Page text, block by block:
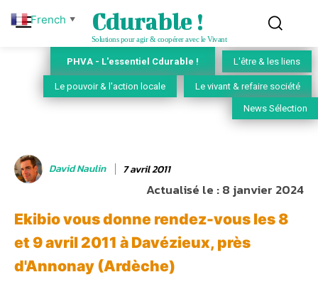
Cdurable !
Solutions pour agir & coopérer avec le Vivant
PHVA - L'essentiel Cdurable ! L'être & les liens
Le pouvoir & l'action locale Le vivant & refaire société
News Sélection
David Naulin 7 avril 2011
Actualisé le :8 janvier 2024
Ekibio vous donne rendez-vous les 8
et 9 avril 2011 à Davézieux, près
d'Annonay (Ardèche)
French ▼